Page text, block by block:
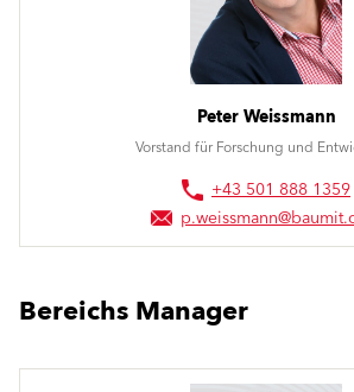
Peter Weissmann
Vorstand für Forschung und
+43 501 888 1359
Bereichs Manager